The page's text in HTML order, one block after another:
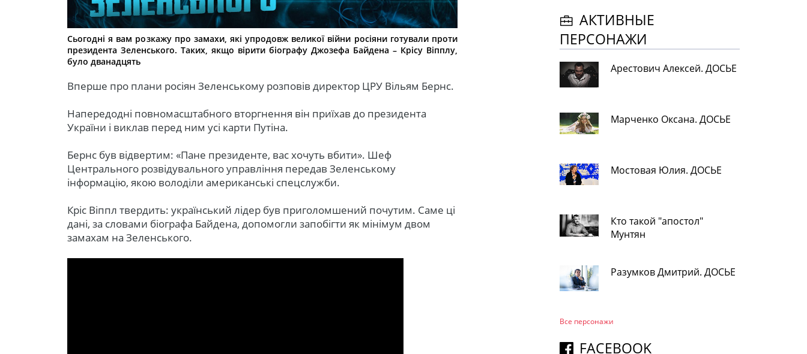
Сьогодні я вам розкажу про замахи, які упродовж великої війни росіяни готували проти
президента Зеленського. Таких, якщо вірити біографу Джозефа Байдена – Крісу Віпплу,
було дванадцять
Вперше про плани росіян Зеленському розповів директор ЦРУ Вільям Бернс.
Напередодні повномасштабного вторгнення він приїхав до президента
України і виклав перед ним усі карти Путіна.
Бернс був відвертим: «Пане президенте, вас хочуть вбити». Шеф
Центрального розвідувального управління передав Зеленському
інформацію, якою володіли американські спецслужби.
Кріс Віппл твердить: український лідер був приголомшений почутим. Саме ці
дані, за словами біографа Байдена, допомогли запобігти як мінімум двом
замахам на Зеленського.
АКТИВНЫЕ
ПЕРСОНАЖИ
Арестович Алексей. ДОСЬЕ
Марченко Оксана. ДОСЬЕ
Мостовая Юлия. ДОСЬЕ
Кто такой "апостол"
Мунтян
Разумков Дмитрий. ДОСЬЕ
Все персонажи
FACEBOOK